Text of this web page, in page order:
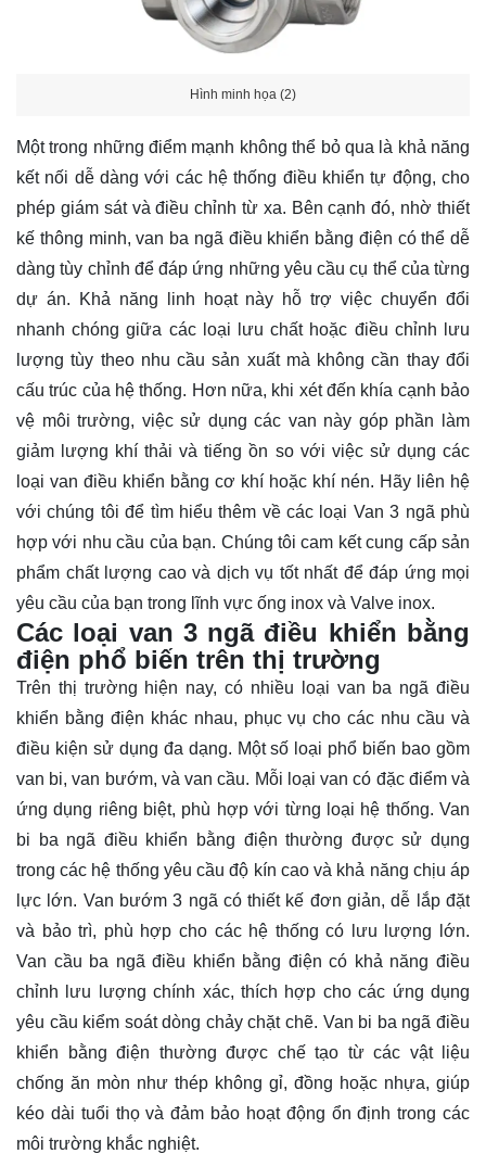
Hình minh họa (2)
Một trong những điểm mạnh không thể bỏ qua là khả năng
kết nối dễ dàng với các hệ thống điều khiển tự động, cho
phép giám sát và điều chỉnh từ xa. Bên cạnh đó, nhờ thiết
kế thông minh, van ba ngã điều khiển bằng điện có thể dễ
dàng tùy chỉnh để đáp ứng những yêu cầu cụ thể của từng
dự án. Khả năng linh hoạt này hỗ trợ việc chuyển đổi
nhanh chóng giữa các loại lưu chất hoặc điều chỉnh lưu
lượng tùy theo nhu cầu sản xuất mà không cần thay đổi
cấu trúc của hệ thống. Hơn nữa, khi xét đến khía cạnh bảo
vệ môi trường, việc sử dụng các van này góp phần làm
giảm lượng khí thải và tiếng ồn so với việc sử dụng các
loại van điều khiển bằng cơ khí hoặc khí nén. Hãy liên hệ
với chúng tôi để tìm hiểu thêm về các loại Van 3 ngã phù
hợp với nhu cầu của bạn. Chúng tôi cam kết cung cấp sản
phẩm chất lượng cao và dịch vụ tốt nhất để đáp ứng mọi
yêu cầu của bạn trong lĩnh vực ống inox và Valve inox.
Các loại van 3 ngã điều khiển bằng
điện phổ biến trên thị trường
Trên thị trường hiện nay, có nhiều loại van ba ngã điều
khiển bằng điện khác nhau, phục vụ cho các nhu cầu và
điều kiện sử dụng đa dạng. Một số loại phổ biến bao gồm
van bi, van bướm, và van cầu. Mỗi loại van có đặc điểm và
ứng dụng riêng biệt, phù hợp với từng loại hệ thống. Van
bi ba ngã điều khiển bằng điện thường được sử dụng
trong các hệ thống yêu cầu độ kín cao và khả năng chịu áp
lực lớn. Van bướm 3 ngã có thiết kế đơn giản, dễ lắp đặt
và bảo trì, phù hợp cho các hệ thống có lưu lượng lớn.
Van cầu ba ngã điều khiển bằng điện có khả năng điều
chỉnh lưu lượng chính xác, thích hợp cho các ứng dụng
yêu cầu kiểm soát dòng chảy chặt chẽ. Van bi ba ngã điều
khiển bằng điện thường được chế tạo từ các vật liệu
chống ăn mòn như thép không gỉ, đồng hoặc nhựa, giúp
kéo dài tuổi thọ và đảm bảo hoạt động ổn định trong các
môi trường khắc nghiệt.